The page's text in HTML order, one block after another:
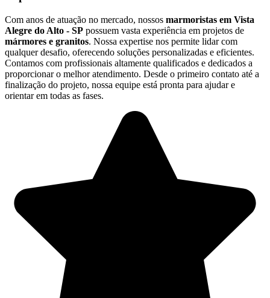
Com anos de atuação no mercado, nossos marmoristas em Vista
Alegre do Alto - SP possuem vasta experiência em projetos de
mármores e granitos. Nossa expertise nos permite lidar com
qualquer desafio, oferecendo soluções personalizadas e eficientes.
Contamos com profissionais altamente qualificados e dedicados a
proporcionar o melhor atendimento. Desde o primeiro contato até a
finalização do projeto, nossa equipe está pronta para ajudar e
orientar em todas as fases.